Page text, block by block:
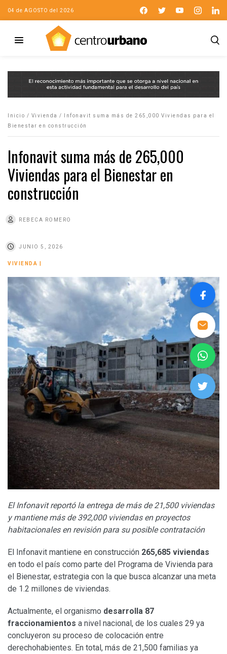
04 de AGOSTO del 2026
Inicio / Vivienda /
Infonavit suma más de 265,000 Viviendas para el
Bienestar en construcción
Infonavit suma más de 265,000
Viviendas para el Bienestar en
construcción
REBECA ROMERO
JUNIO 5, 2026
VIVIENDA
El Infonavit reportó la entrega de más de 21,500 viviendas
y mantiene más de 392,000 viviendas en proyectos
habitacionales en revisión para su posible contratación
El Infonavit mantiene en construcción 265,685 viviendas
en todo el país como parte del Programa de Vivienda para
el Bienestar, estrategia con la que busca alcanzar una meta
de 1.2 millones de viviendas.
Actualmente, el organismo desarrolla 87
fraccionamientos a nivel nacional, de los cuales 29 ya
concluyeron su proceso de colocación entre
derechohabientes. En total, más de 21,500 familias ya